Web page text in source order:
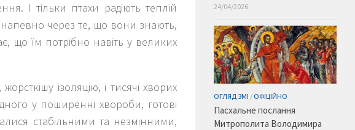
І тільки птахи радіють теплій
напевно через те, що вони знають,
що їм потрібно навіть у великих
ізоляцію, і тисячі хворих
у поширенні хвороби, готові
стабільними та незмінними,
24/04/2026
ОГЛЯД ЗМІ / ОФІЦІЙНО
Пасхальне послання
Митрополита Володимира